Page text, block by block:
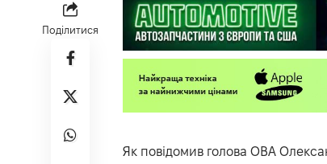
Поділитися
Як повідомив голова ОВА